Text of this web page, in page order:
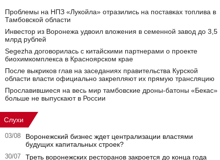
Проблемы на НПЗ «Лукойла» отразились на поставках топлива в
Тамбовской области
Инвестор из Воронежа удвоил вложения в семенной завод до 3,5
млрд рублей
Segezha договорилась с китайскими партнерами о проекте
биохимкомплекса в Красноярском крае
После выкриков глав на заседаниях правительства Курской
области власти официально закрепляют их прямую трансляцию
Прославившиеся на весь мир тамбовские дроны-батоны «Бекас»
больше не выпускают в России
Слухи
03/08
Воронежский бизнес ждет централизации властями
будущих капитальных строек?
30/07 Треть воронежских ресторанов закроется до конца года